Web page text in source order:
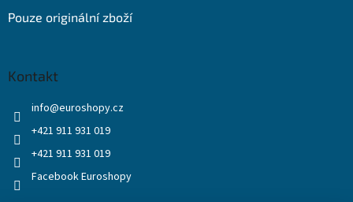
Pouze originální zboží
Kontakt
info@euroshopy.cz
+421 911 931 019
+421 911 931 019
Facebook Euroshopy